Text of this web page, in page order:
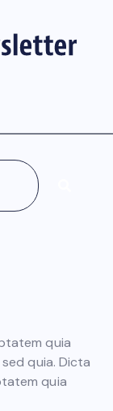
quia
quia. Dicta
quia